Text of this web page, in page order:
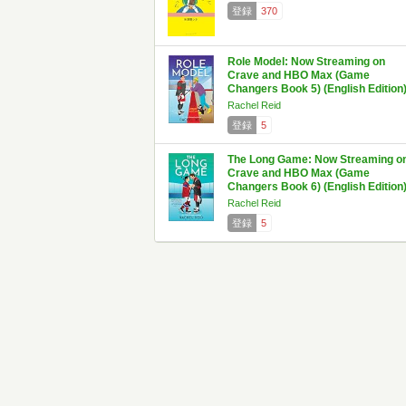
登録 370
Role Model: Now Streaming on
Crave and HBO Max (Game
Changers Book 5) (English Edition)
Rachel Reid
登録
5
The Long Game: Now Streaming
Crave and HBO Max (Game
Changers Book 6) (English Edition)
Rachel Reid
登録
5